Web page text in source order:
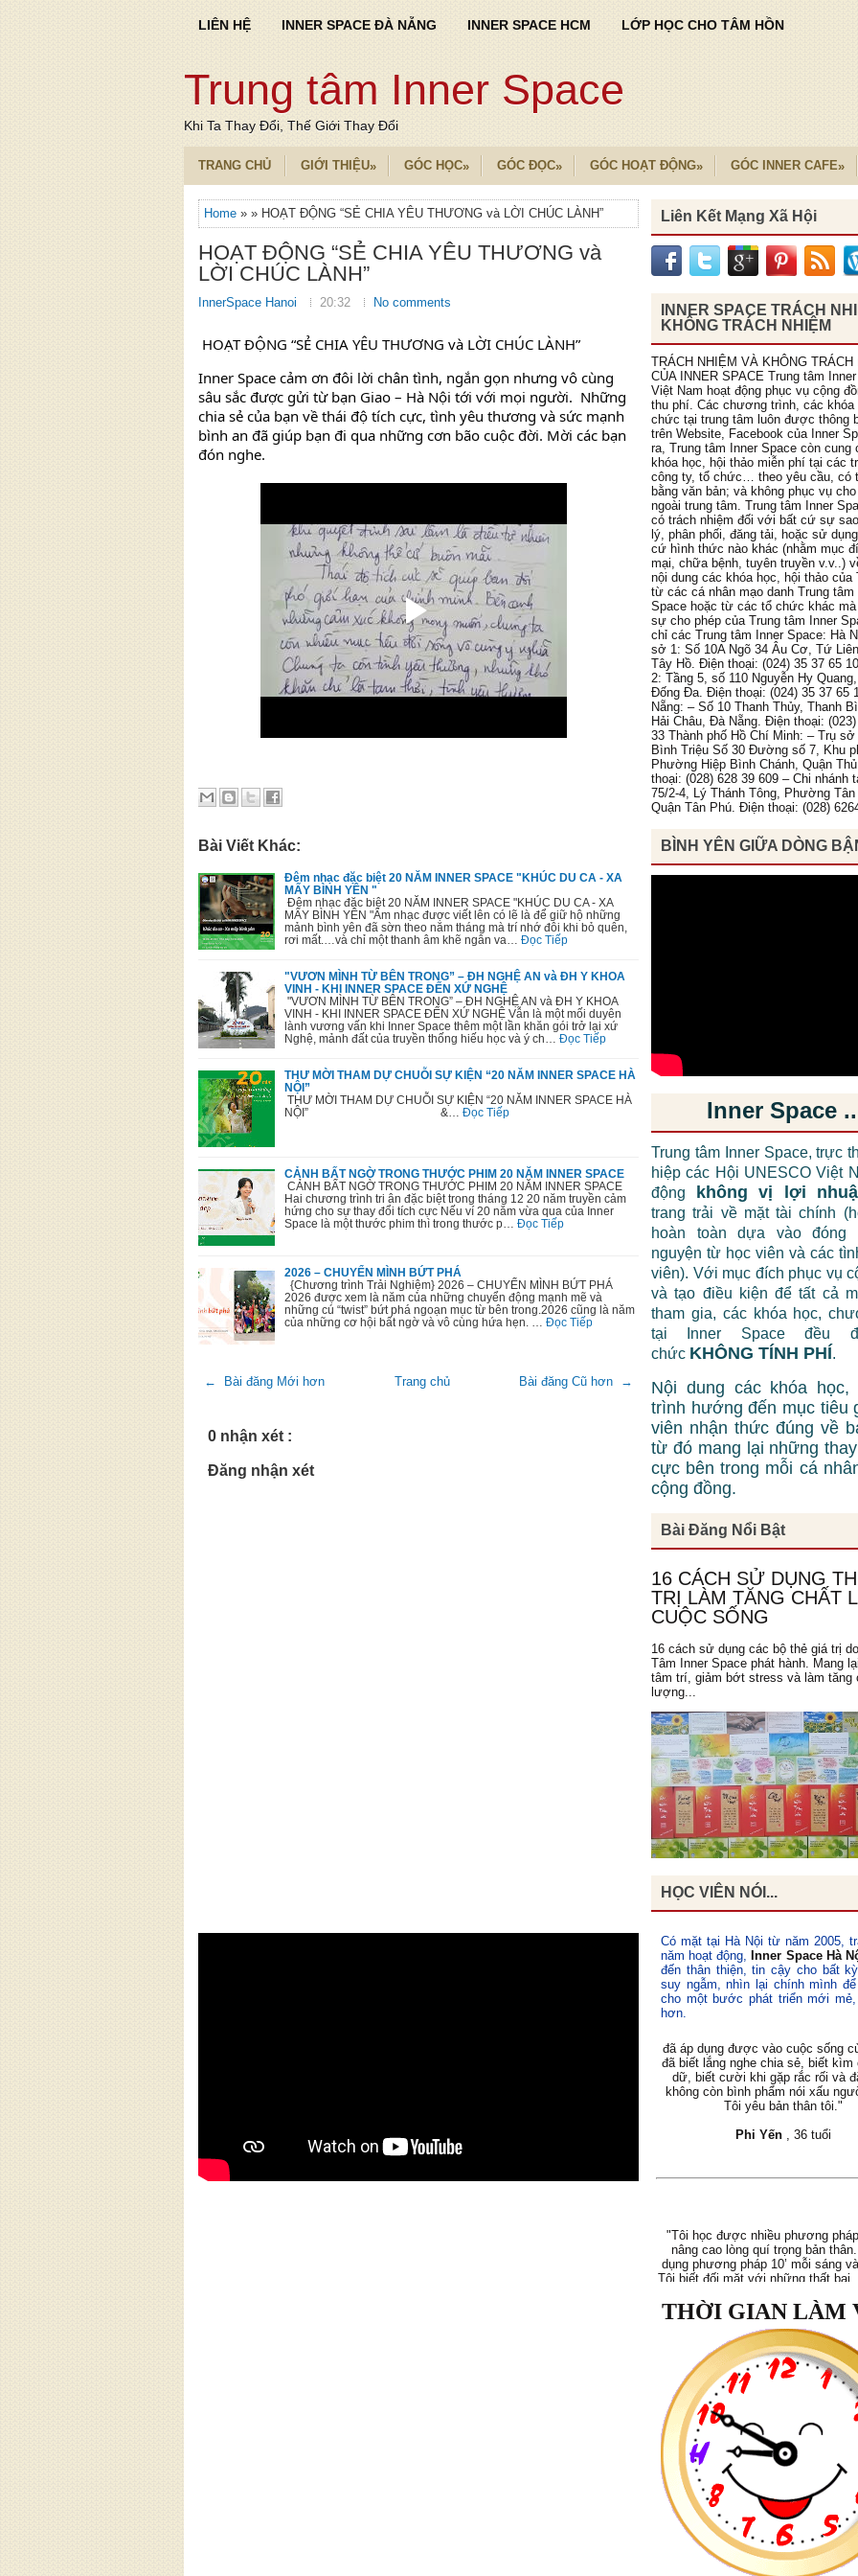
LIÊN HỆ INNER SPACE ĐÀ NẴNG INNER SPACE HCM LỚP HỌC CHO TÂM HỒN
Trung tâm Inner Space
Khi Ta Thay Đổi, Thế Giới Thay Đổi
TRANG CHỦ GIỚI THIỆU» GÓC HỌC» GÓC ĐỌC» GÓC HOẠT ĐỘNG» GÓC INNER CAFE»
Home » » HOẠT ĐỘNG “SẺ CHIA YÊU THƯƠNG và LỜI CHÚC LÀNH”
HOẠT ĐỘNG “SẺ CHIA YÊU THƯƠNG và
LỜI CHÚC LÀNH”
InnerSpace Hanoi 20:32 No comments
HOẠT ĐỘNG “SẺ CHIA YÊU THƯƠNG và LỜI CHÚC LÀNH”
Inner Space cảm ơn đôi lời chân tình, ngắn gọn nhưng vô cùng
sâu sắc được gửi từ bạn Giao – Hà Nội tới với mọi người.  Những
chia sẻ của bạn về thái độ tích cực, tình yêu thương và sức mạnh
bình an đã giúp bạn đi qua những cơn bão cuộc đời. Mời các bạn
đón nghe.
Bài Viết Khác:
Đêm nhạc đặc biệt 20 NĂM INNER SPACE "KHÚC DU CA - XA
MẤY BÌNH YÊN "
Đêm nhạc đặc biệt 20 NĂM INNER SPACE "KHÚC DU CA - XA
MẤY BÌNH YÊN "Âm nhạc được viết lên có lẽ là để giữ hộ những
mảnh bình yên đã sờn theo năm tháng mà trí nhớ đôi khi bỏ quên,
rơi mất.…và chỉ một thanh âm khẽ ngân va…
Đọc Tiếp
"VƯƠN MÌNH TỪ BÊN TRONG” – ĐH NGHỆ AN và ĐH Y KHOA
VINH - KHI INNER SPACE ĐẾN XỨ NGHỆ
"VƯƠN MÌNH TỪ BÊN TRONG” – ĐH NGHỆ AN và ĐH Y KHOA
VINH - KHI INNER SPACE ĐẾN XỨ NGHỆ Vẫn là một mối duyên
lành vương vấn khi Inner Space thêm một lần khăn gói trở lại xứ
Nghệ, mảnh đất của truyền thống hiếu học và ý ch…
Đọc Tiếp
THƯ MỜI THAM DỰ CHUỖI SỰ KIỆN “20 NĂM INNER SPACE HÀ
NỘI”
THƯ MỜI THAM DỰ CHUỖI SỰ KIỆN “20 NĂM INNER SPACE HÀ
NỘI” &…
Đọc Tiếp
CẢNH BẤT NGỜ TRONG THƯỚC PHIM 20 NĂM INNER SPACE
CẢNH BẤT NGỜ TRONG THƯỚC PHIM 20 NĂM INNER SPACE
Hai chương trình tri ân đặc biệt trong tháng 12 20 năm truyền cảm
hứng cho sự thay đổi tích cực Nếu ví 20 năm vừa qua của Inner
Space là một thước phim thì trong thước p…
Đọc Tiếp
2026 – CHUYỂN MÌNH BỨT PHÁ
{Chương trình Trải Nghiệm} 2026 – CHUYỂN MÌNH BỨT PHÁ
2026 được xem là năm của những chuyển động mạnh mẽ và
những cú “twist” bứt phá ngoạn mục từ bên trong.2026 cũng là năm
của những cơ hội bất ngờ và vô cùng hứa hẹn. …
Đọc Tiếp
← Bài đăng Mới hơn Bài đăng Cũ hơn →
Trang chủ
0 nhận xét :
Đăng nhận xét
Liên Kết Mạng Xã Hội
INNER SPACE TRÁCH
KHÔNG TRÁCH NHIỆM
TRÁCH NHIỆM VÀ KHÔNG TRÁCH
CỦA INNER SPACE Trung tâm
Việt Nam hoạt động phục vụ cộng
thu phí. Các chương trình, các
chức tại trung tâm luôn được thông
trên Website, Facebook của Inner
ra, Trung tâm Inner Space còn cung
khóa học, hội thảo miễn phí tại các
công ty, tổ chức… theo yêu cầu, có
bằng văn bản; và không phục vụ
ngoài trung tâm. Trung tâm Inner
có trách nhiệm đối với bất cứ sự
lý, phân phối, đăng tải, hoặc sử
cứ hình thức nào khác (nhằm mục
mại, chữa bệnh, tuyên truyền v.v..)
nội dung các khóa học, hội thảo của
từ các cá nhân mạo danh Trung tâm
Space hoặc từ các tổ chức khác
sự cho phép của Trung tâm Inner
chỉ các Trung tâm Inner Space: Hà
sở 1: Số 10A Ngõ 34 Âu Cơ, Tứ
Tây Hồ. Điện thoại: (024) 35 37 65
2: Tầng 5, số 110 Nguyễn Hy
Đống Đa. Điện thoại: (024) 35 37 65
Nẵng: – Số 10 Thanh Thủy, Thanh
Hải Châu, Đà Nẵng. Điện thoại:
33 Thành phố Hồ Chí Minh: – Trụ
Bình Triệu Số 30 Đường số 7, Khu
Phường Hiệp Bình Chánh, Quận
thoại: (028) 628 39 609 – Chi nhánh
75/2-4, Lý Thánh Tông, Phường
Quận Tân Phú. Điện thoại: (028)
BÌNH YÊN GIỮA DÒNG
Inner Space
Trung tâm Inner Space, trực
hiệp các Hội UNESCO Việt
động
không vị lợi
trang trải về mặt tài chính
hoàn toàn dựa vào đóng
nguyện từ học viên và các
viên). Với mục đích phục vụ
và tạo điều kiện để tất cả
tham gia, các khóa học,
tại Inner Space đều
chức KHÔNG TÍNH PHÍ.
Nội dung các khóa học,
trình hướng đến mục tiêu
viên nhận thức đúng về
từ đó mang lại những
cực bên trong mỗi cá
cộng đồng.
Bài Đăng Nổi Bật
16 CÁCH SỬ DỤNG
TRỊ LÀM TĂNG CHẤT
CUỘC SỐNG
16 cách sử dụng các bộ thẻ giá trị
Tâm Inner Space phát hành. Mang
tâm trí, giảm bớt stress và làm tăng
lượng...
HỌC VIÊN NÓI...
Có mặt tại Hà Nội từ năm 2005,
năm hoạt động, Inner Space Hà
đến thân thiện, tin cậy cho bất
suy ngẫm, nhìn lại chính mình để
cho một bước phát triển mới
hơn.
Lớp Học:
Quý Trọng Bản Thân
"Sau khoá họcQuý Trọng Bản
nhận biết được giá trị của bản
ngày tôi tự cười tươi với mình và
xuyên tự nhắc nhở với chính mình
dữ, tôn trọng những người xung
Lan Hương, 48 tuổi
"Khoá họcQuý Trọng Bản Thân
thời gian nhìn lại, quan sát bản
cuộc sống xung quanh mình, giúp
vấn đề của mình và hướng giải
áp dụng được việc học cách yêu
lực thấu hiểu mình và người khác.
Phan Nhân
"Tôi thật sự thấy mình thay đổi
hướng tốt lên. Tôi thấy mình Hạnh
đã biết lắng nghe chia sẻ, biết kìm
dữ, biết cười khi gặp rắc rối và
không còn bình phẩm nói xấu
Tôi yêu bản thân tôi."
Phi Yến , 36 tuổi
nâng cao lòng quí trọng bản
dụng phương pháp 10’ mỗi sáng
Tôi biết đối mặt với những thất bại,
biếm và những thói quen xấu. Tôi
quí mình hơn, quan tâm và dành
chăm sóc bản thân."
Mạnh Hà, 26 tuổi
"Từ khi tham gia khoá học, em
sâu sắc hơn mình đang tự huỷ
thui chột đi những giá trị vốn có
Qua các bài tập, các tấm thẻ giá
thuật toán, trắc nghiệm, em hiểu
thân và thôi không lo lắng về những
trước mắt nữa."
Hồng Hạnh , 19 tuổi
THỜI GIAN LÀM